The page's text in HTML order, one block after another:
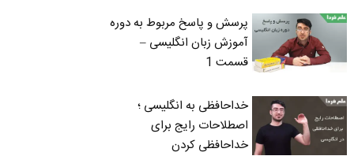
پرسش و پاسخ مربوط به دوره
آموزش زبان انگلیسی –
قسمت 1
خداحافظی به انگلیسی ؛
اصطلاحات رایج برای
خداحافظی کردن